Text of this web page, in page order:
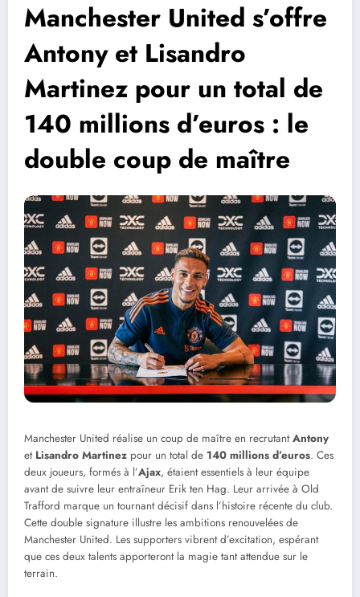
Manchester United s’offre
Antony et Lisandro
Martinez pour un total de
140 millions d’euros : le
double coup de maître
Manchester United réalise un coup de maître en recrutantAntony
etLisandro Martinez pour un total de 140 millions d’euros. Ces
deux joueurs, formés à l’Ajax, étaient essentiels à leur équipe
avant de suivre leur entraîneur Erik ten Hag. Leur arrivée à Old
Trafford marque un tournant décisif dans l’histoire récente du club.
Cette double signature illustre les ambitions renouvelées de
Manchester United. Les supporters vibrent d’excitation, espérant
que ces deux talents apporteront la magie tant attendue sur le
terrain.